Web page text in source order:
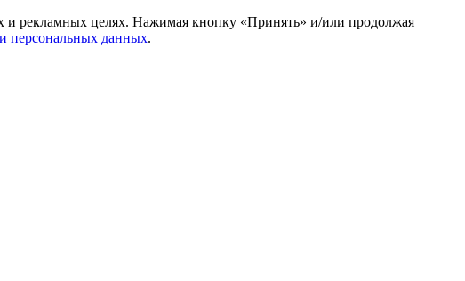
и рекламных целях. Нажимая кнопку «Принять» и/или продолжая
персональных данных.